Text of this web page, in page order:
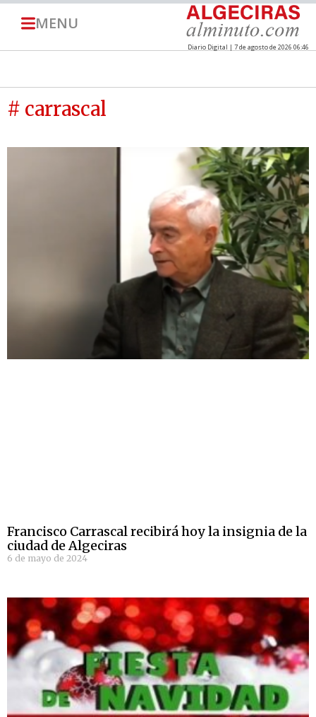
MENU
Diario Digital | 7 de agosto de 2026 06:46
# carrascal
Francisco Carrascal recibirá hoy la insignia de la
ciudad de Algeciras
6 de mayo de 2024